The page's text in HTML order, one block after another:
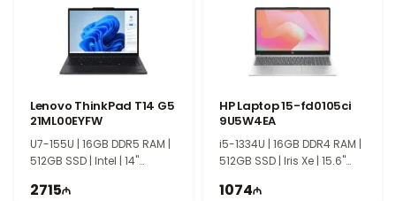
Lenovo ThinkPad T14 G5
21ML00EYFW
U7-155U | 16GB DDR5 RAM |
512GB SSD | Intel | 14"
2715
HP Laptop 15-fd0105ci
9U5W4EA
i5-1334U | 16GB DDR4 RAM |
512GB SSD | Iris Xe | 15.6"
1074